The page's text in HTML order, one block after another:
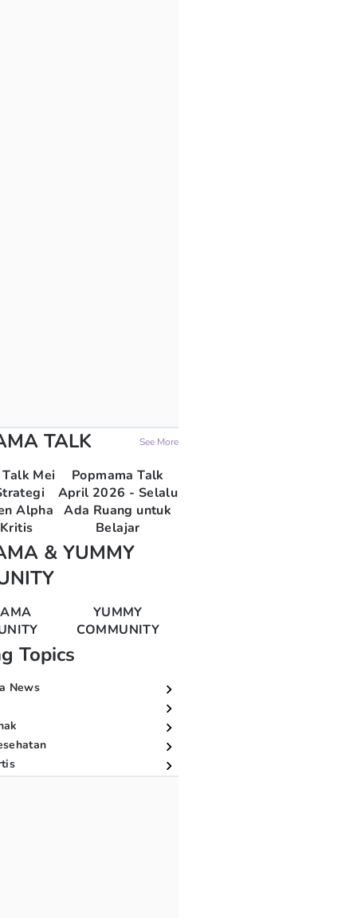
TALK See More
Mei
Alpha
Popmama Talk
April 2026 - Selalu
Ada Ruang untuk
Belajar
& YUMMY
YUMMY
COMMUNITY
Topics
News